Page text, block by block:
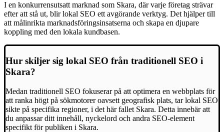
I en konkurrensutsatt marknad som Skara, där varje företag strävar
efter att stå ut, blir lokal SEO ett avgörande verktyg. Det hjälper till
att målinrikta marknadsföringsinsatserna och skapa en djupare
koppling med den lokala kundbasen.
Hur skiljer sig lokal SEO från traditionell SEO i
Skara?
Medan traditionell SEO fokuserar på att optimera en webbplats för
att ranka högt på sökmotorer oavsett geografisk plats, tar lokal SEO
sikte på specifika regioner, i det här fallet Skara. Detta innebär att
du anpassar ditt innehåll, nyckelord och andra SEO-element
specifikt för publiken i Skara.